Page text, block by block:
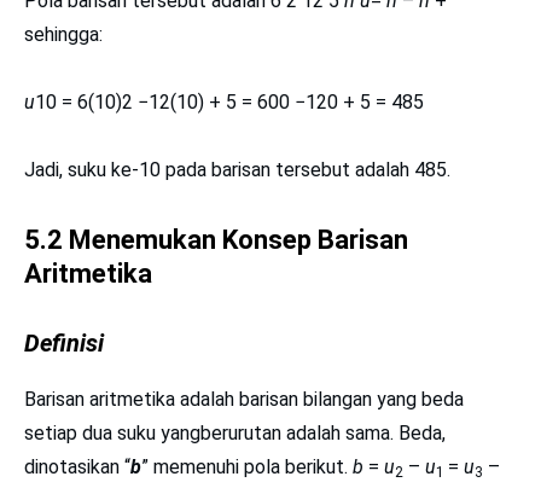
sehingga:
u10 = 6(10)2 −12(10) + 5 = 600 −120 + 5 = 485
Jadi, suku ke-10 pada barisan tersebut adalah 485.
5.2 Menemukan Konsep Barisan
Aritmetika
Definisi
Barisan aritmetika adalah barisan bilangan yang beda
setiap dua suku yangberurutan adalah sama. Beda,
dinotasikan “b” memenuhi pola berikut. b = u2 – u1 = u3 –